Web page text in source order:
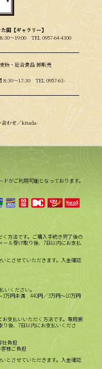
田【ギャラリー】
〜19:00 TEL 0957-64-4300
粉・総合食品 卸販売
8:30〜17:30 TEL 0957-63-
わせ／kitada-
がご利用可能となっております。
方法です。ご購入手続き完了後の
ール受け取り後、7日以内にお支払
とさせていただきます。入金確認
いください。
3万円未満 440円／3万円～10万円
支払いいただく方法です。専用振
り後、7日以内にお支払いくださ
社負担
様ご負担
とさせていただきます。入金確認